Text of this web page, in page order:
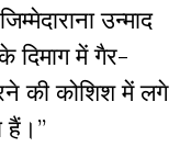
उन्माद
दिमाग में गैर-
की कोशिश में लगे
हैं।”